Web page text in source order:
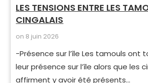
LES TENSIONS ENTRE LES
CINGALAIS
on 8 juin 2026
-Présence sur l’île Les tamouls ont
leur présence sur l’île alors que les
affirment y avoir été présents…